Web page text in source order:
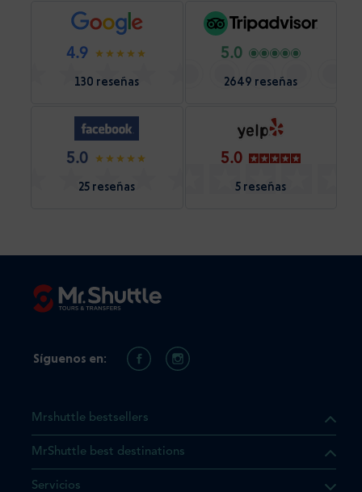
4.9
130 reseñas
5.0
2649 reseñas
5.0
25 reseñas
5.0
5 reseñas
Mrshuttle bestsellers
MrShuttle best destinations
Servicios
Síguenos en: